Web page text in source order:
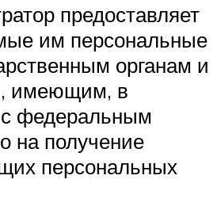
предоставляет
им персональные
органам и
имеющим, в
с федеральным
на получение
персональных